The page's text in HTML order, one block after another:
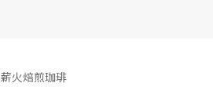
薪火焙煎珈琲